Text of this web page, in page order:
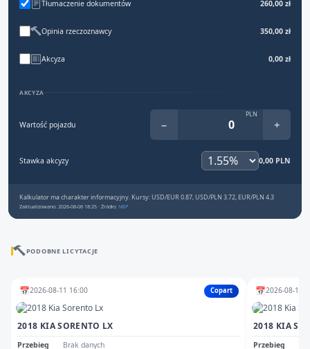
Tłumaczenie dokumentów 260,00 zł
Opinia rzeczoznawcy 350,00 zł
Akcyza 0,00 zł
AKCYZA
Wartość pojazdu −
PLN
+
Stawka akcyzy 0,00 PLN
Kalkulator ma charakter informacyjny. Kursy: USD/EUR 0.87, USD/PLN 3.72, EUR/PLN 4.3
Zaktualizowano: 2026-08-06 18:25 · Źródło: NBP
PODOBNE LICYTACJE
📅2026-08-11 16:00 Copart
2018 KIA SORENTO LX
Przebieg
Brak danych
📅2026-08-12
2018 KIA
Przebieg